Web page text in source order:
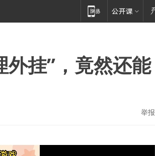
挂”，竟然还能
举报